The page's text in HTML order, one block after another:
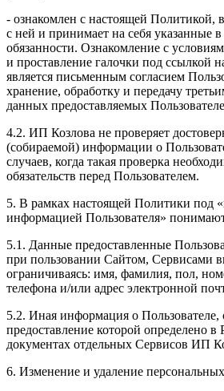
- ознакомлен с настоящей Политикой,
с ней и принимает на себя указанные
обязанности. Ознакомление с
и проставление галочки под ссылкой
является письменным согласием
хранение, обработку и передачу
данных предоставляемых
4.2. ИП Козлова не проверяет
(собираемой) информации о
случаев, когда такая проверка
обязательств перед Пользователем.
5. В рамках настоящей Политики под
информацией Пользователя»
5.1. Данные предоставленные
при пользовании Сайтом, Сервисами
ограничиваясь: имя, фамилия, пол,
телефона и/или адрес электронной
5.2. Иная информация о Пользователе,
предоставление которой определено
документах отдельных Сервисов ИП
6. Изменение и удаление